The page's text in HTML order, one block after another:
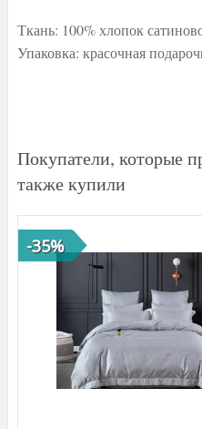
Ткань: 100% хлопок
Упаковка: красочная
Покупатели, которые
также купили
-35%